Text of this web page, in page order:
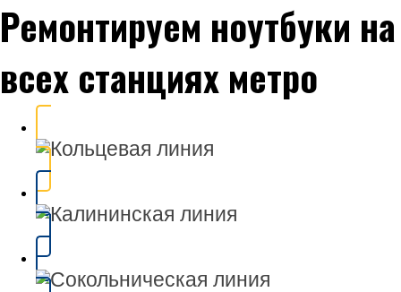
Ремонтируем ноутбуки на
всех станциях метро